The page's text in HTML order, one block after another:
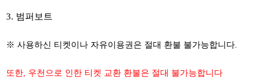
3. 범퍼보트
※ 사용하신 티켓이나 자유이용권은 절대 환불 불가능합니다.
또한, 우천으로 인한 티켓 교환 환불은 절대 불가능합니다